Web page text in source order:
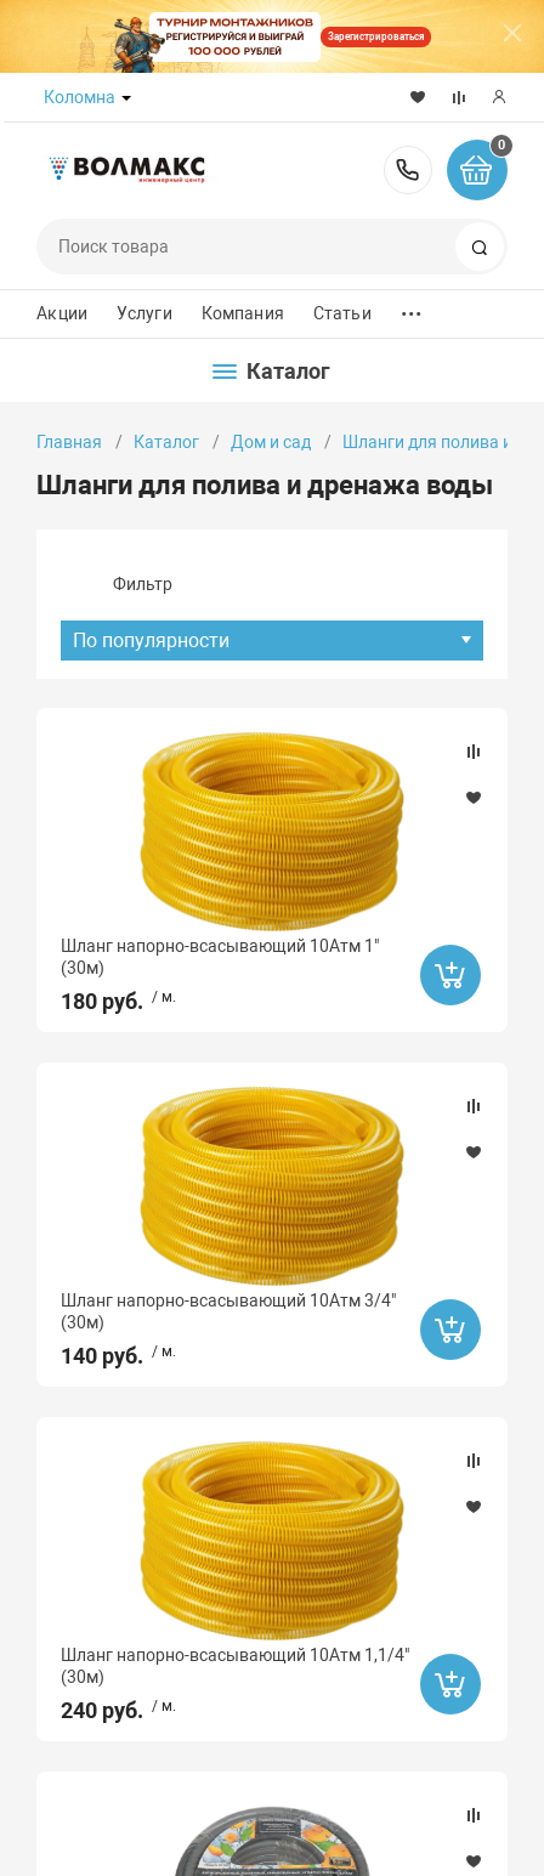
Зарегистрироваться
Коломна
8 (800)
0
Акции Услуги Компания Статьи ...
Каталог
Главная Каталог Дом и сад Шланги для полива и
Шланги для полива и дренажа воды
Фильтр
По популярности
Наличие товара
В наличии
Под заказ
Хит продаж
Да
Шланг напорно-всасывающий 10Атм 1"
(30м)
180 руб. / м.
Шланг напорно-всасывающий 10Атм 3/4"
(30м)
140 руб. / м.
Шланг напорно-всасывающий 10Атм 1,1/4"
(30м)
240 руб. / м.